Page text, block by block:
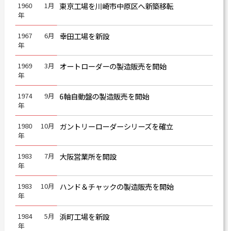
1960
年
1月 東京工場を川崎市中原区へ新築移転
1967
年
6月 幸田工場を新設
1969
年
3月 オートローダーの製造販売を開始
1974
年
9月 6軸自動盤の製造販売を開始
1980
年
10月 ガントリーローダーシリーズを確立
1983
年
7月 大阪営業所を開設
1983
年
10月 ハンド＆チャックの製造販売を開始
1984
年
5月 浜町工場を新設
Japanese English